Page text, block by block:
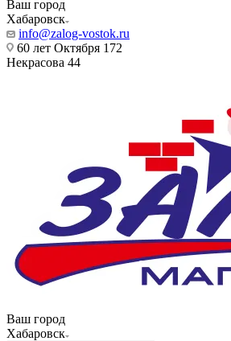
Ваш город
Хабаровск
info@zalog-vostok.ru
60 лет Октября 172
Некрасова 44
Ваш город
Хабаровск